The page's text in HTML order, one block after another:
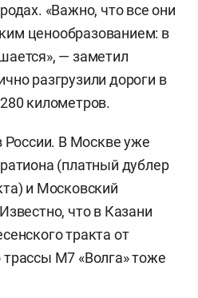
«Важно, что все они
ценообразованием: в
— заметил
разгрузили дороги в
километров.
России. В Москве уже
(платный дублер
и Московский
что в Казани
тракта от
М7 «Волга» тоже